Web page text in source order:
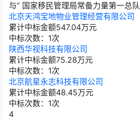
与“ 国家移民管理局常备力量第一总队
北京天鸿宝地物业管理经营有限公司
累计中标金额547.04万元
中标次数：1次
陕西华视科技有限公司
累计中标金额75.28万元
中标次数：1次
北京航星永志科技有限公司
累计中标金额48.45万元
中标次数：1次
4